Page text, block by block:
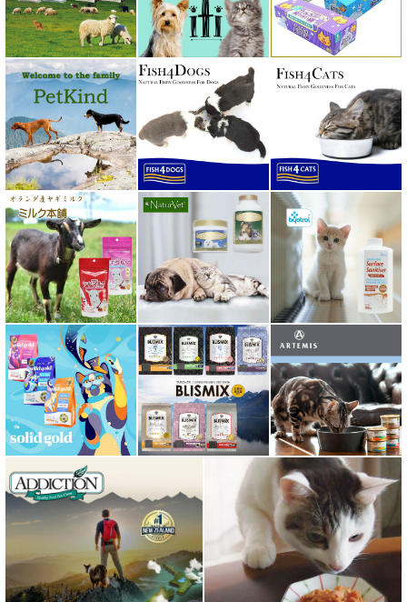
ベッツラボ Vets Labo
ペットカインド PetKind
ペトコト PETOKOTO
ホワイトフォックス
ボンショーズペット bonnechose pet
ママクック
ミャウ MEOW
ミャオイングヘッズ MEOWING HEADS
ミルク本舗
ムーラムーラ Moora Moora
ルイトモ RUITOMO
ロザイボトル
ロッカ ROKKA
ワイルドランド Wildes Land
わんぽうやく